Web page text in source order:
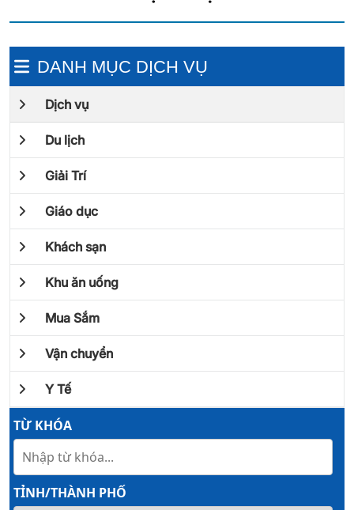
DANH MỤC DỊCH VỤ
Dịch vụ
Du lịch
Giải Trí
Giáo dục
Khách sạn
Khu ăn uống
Mua Sắm
Vận chuyển
Y Tế
TỪ KHÓA
TỈNH/THÀNH PHỐ